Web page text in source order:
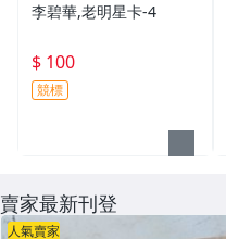
李碧華,老明星卡-4
$ 100
競標
賣家最新刊登
人氣賣家